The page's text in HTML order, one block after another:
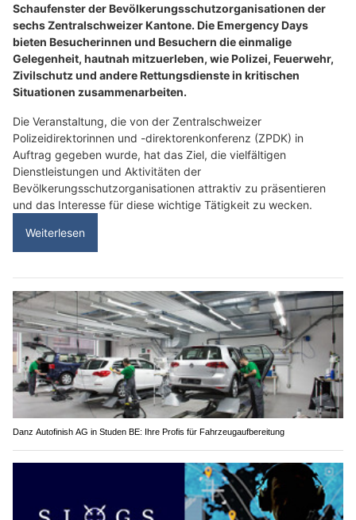
Schaufenster der Bevölkerungsschutzorganisationen der
sechs Zentralschweizer Kantone. Die Emergency Days
bieten Besucherinnen und Besuchern die einmalige
Gelegenheit, hautnah mitzuerleben, wie Polizei, Feuerwehr,
Zivilschutz und andere Rettungsdienste in kritischen
Situationen zusammenarbeiten.
Die Veranstaltung, die von der Zentralschweizer
Polizeidirektorinnen und -direktorenkonferenz (ZPDK) in
Auftrag gegeben wurde, hat das Ziel, die vielfältigen
Dienstleistungen und Aktivitäten der
Bevölkerungsschutzorganisationen attraktiv zu präsentieren
und das Interesse für diese wichtige Tätigkeit zu wecken.
Weiterlesen
Danz Autofinish AG in Studen BE: Ihre Profis für Fahrzeugaufbereitung